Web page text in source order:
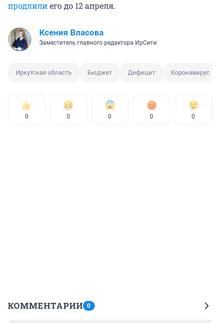
продлилиего до 12 апреля.
Ксения Власова
Заместитель главного редактора ИрСити
Иркутская область Бюджет Дефицит Коронавирус
0 0 0 0 0
КОММЕНТАРИИ 0